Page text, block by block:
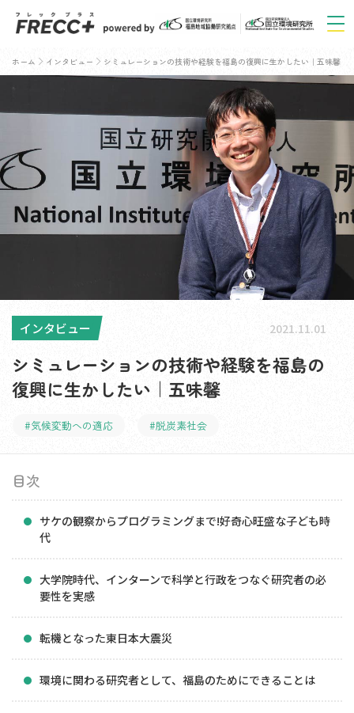
ホーム インタビュー シミュレーションの技術や経験を福島の復興に生かしたい｜五味馨
インタビュー 2021.11.01
シミュレーションの技術や経験を福島の
復興に生かしたい｜五味馨
#気候変動への適応 #脱炭素社会
目次
サケの観察からプログラミングまで!好奇心旺盛な子ども時
代
大学院時代、インターンで科学と行政をつなぐ研究者の必
要性を実感
転機となった東日本大震災
環境に関わる研究者として、福島のためにできることは